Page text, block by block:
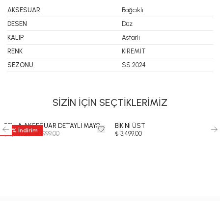
AKSESUAR
Bağcıklı
DESEN
Düz
KALIP
Astarlı
RENK
KİREMİT
SEZONU
SS 2024
SİZİN İÇİN SEÇTİKLERİMİZ
35 % İndirim
BELLA AKSESUAR DETAYLI MAYO
₺ 8,449.35 ₺ 12,999.00
BİKİNİ ÜST
₺ 3,499.00